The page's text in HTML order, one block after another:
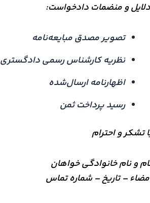
دلایل و منضمات دادخواست:
تصویر مصدق مبایعه‌نامه
نظریه کارشناس رسمی دادگستری
اظهارنامه ارسال‌شده
رسید پرداخت ثمن
تشکر و احترام
و نام خانوادگی خواهان
– تاریخ – شماره تماس